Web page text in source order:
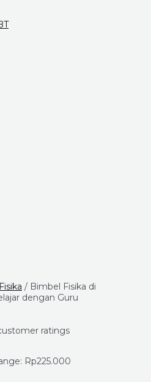
/ Bimbel Fisika di
dengan Guru
ratings
Rp225.000